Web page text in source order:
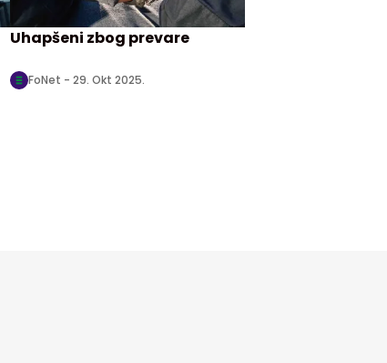
Uhapšeni zbog prevare
FoNet - 29. Okt 2025.